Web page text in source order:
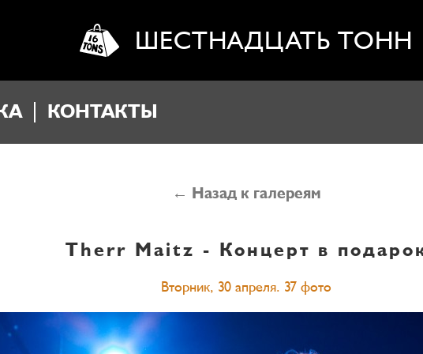
ШЕСТНАДЦАТЬ ТОНН
КОНТАКТЫ
← Назад к галереям
Therr Maitz - Концерт в
Вторник, 30 апреля. 37 фото